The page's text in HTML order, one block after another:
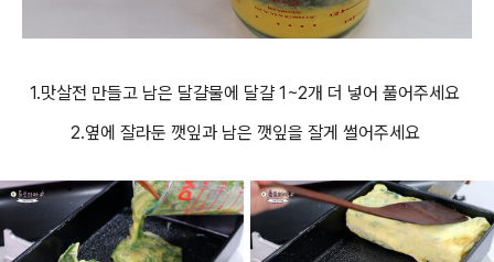
1.맛살전 만들고 남은 달걀물에 달걀 1~2개 더 넣어 풀어주세요
2.옆에 잘라둔 깻잎과 남은 깻잎을 잘게 썰어주세요